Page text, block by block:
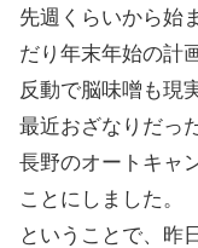
先週くらいから始
だり年末年始の計
反動で脳味噌も現
最近おざなりだっ
長野のオートキャ
ことにしました。
ということで、昨